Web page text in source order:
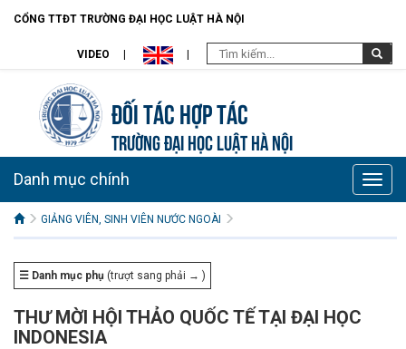
CỔNG TTĐT TRƯỜNG ĐẠI HỌC LUẬT HÀ NỘI
VIDEO
Đối tác hợp tác
TRƯỜNG ĐẠI HỌC LUẬT HÀ NỘI
Toggle
Danh mục chính
GIẢNG VIÊN, SINH VIÊN NƯỚC NGOÀI
☰ Danh mục phụ (trượt sang phải → )
THƯ MỜI HỘI THẢO QUỐC TẾ TẠI ĐẠI HỌC
INDONESIA